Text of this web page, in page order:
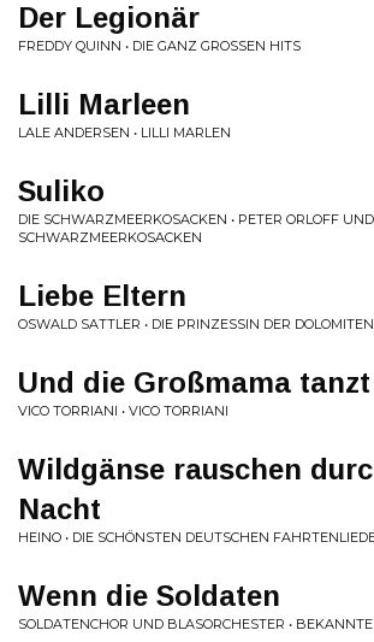
Der Legionär
FREDDY QUINN • DIE GANZ GROSSEN HITS
Lilli Marleen
LALE ANDERSEN • LILLI MARLEN
Suliko
DIE SCHWARZMEERKOSACKEN • PETER ORLOFF
SCHWARZMEERKOSACKEN
Liebe Eltern
OSWALD SATTLER • DIE PRINZESSIN DER DOLOMITEN
Und die Großmama tanzt
VICO TORRIANI • VICO TORRIANI
Wildgänse rauschen
Nacht
HEINO • DIE SCHÖNSTEN DEUTSCHEN
Wenn die Soldaten
SOLDATENCHOR UND BLASORCHESTER •